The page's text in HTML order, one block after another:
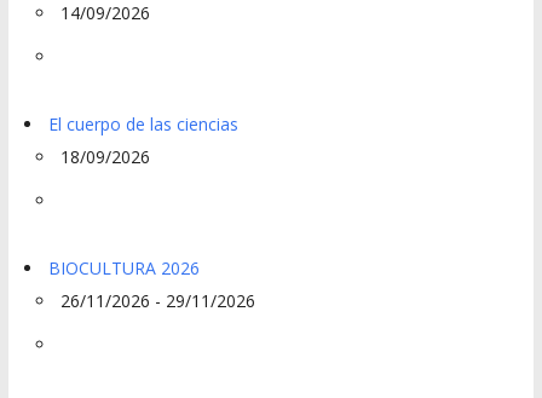
14/09/2026
El cuerpo de las ciencias
18/09/2026
BIOCULTURA 2026
26/11/2026 - 29/11/2026